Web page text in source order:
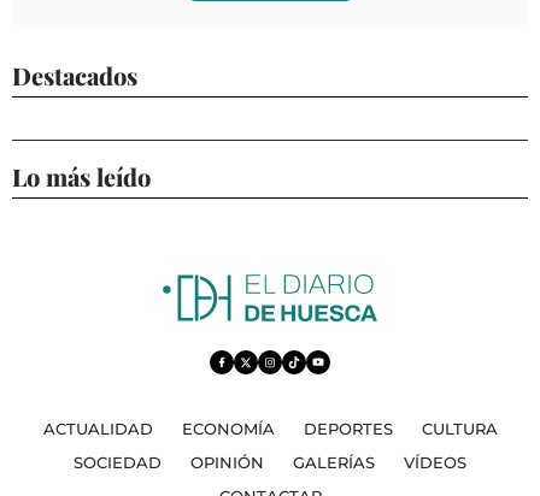
Destacados
Lo más leído
ACTUALIDAD ECONOMÍA DEPORTES
CULTURA
SOCIEDAD
OPINIÓN GALERÍAS
VÍDEOS